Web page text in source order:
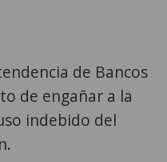
de Bancos
de engañar a la
indebido del